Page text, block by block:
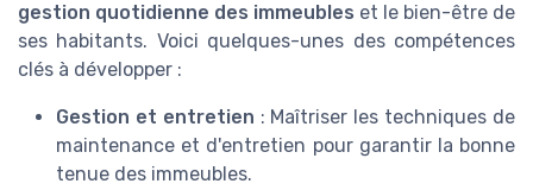
gestion quotidienne des immeubles et le bien-être de
ses habitants. Voici quelques-unes des compétences
clés à développer :
Gestion et entretien : Maîtriser les techniques de
maintenance et d'entretien pour garantir la bonne
tenue des immeubles.